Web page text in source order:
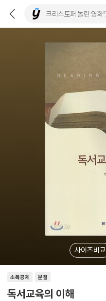
사이즈비교
소득공제 분철
독서교육의 이해